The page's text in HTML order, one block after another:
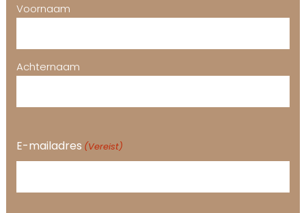
Voornaam
Achternaam
E-mailadres (Vereist)